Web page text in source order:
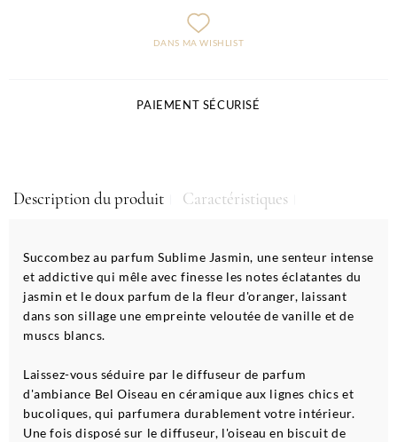
DANS MA WISHLIST
PAIEMENT SÉCURISÉ
Description du produit Caractéristiques
Succombez au parfum Sublime Jasmin, une senteur intense
et addictive qui mêle avec finesse les notes éclatantes du
jasmin et le doux parfum de la fleur d'oranger, laissant
dans son sillage une empreinte veloutée de vanille et de
muscs blancs.
Laissez-vous séduire par le diffuseur de parfum
d'ambiance Bel Oiseau en céramique aux lignes chics et
bucoliques, qui parfumera durablement votre intérieur.
Une fois disposé sur le diffuseur, l'oiseau en biscuit de